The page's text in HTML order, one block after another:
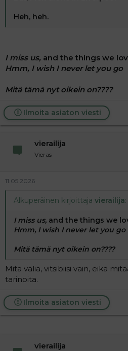
Heh, heh.
I miss us, and the things we
Hmm, I wish I never let you go
Mitä tämä nyt oikein on????
Ilmoita asiaton viesti
vierailija
Vieras
11.05.2026
Alkuperäinen kirjoittaja vierailija:
I miss us, and the things we
Hmm, I wish I never let you go
Mitä tämä nyt oikein on????
Mitä väliä, vitsibiisi vain, eikä
tarinoita.
Ilmoita asiaton viesti
vierailija